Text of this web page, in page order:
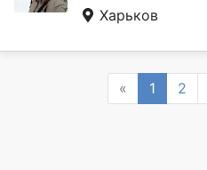
Харьков
« Previous
1 2